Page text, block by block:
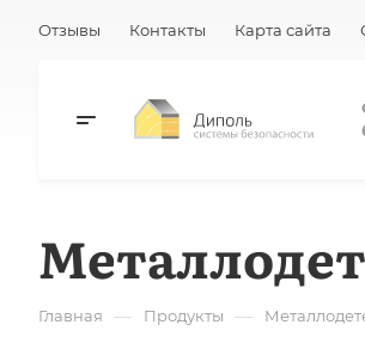
Отзывы Контакты Карта сайта
Главная — Продукты —